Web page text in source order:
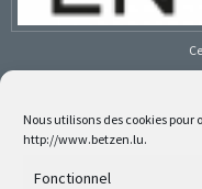
Nous utilisons des cookies pour
http://www.betzen.lu.
Fonctionnel
Follow us on social